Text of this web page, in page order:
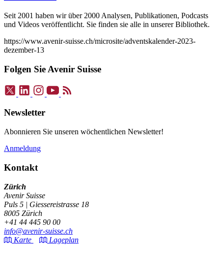
Seit 2001 haben wir über 2000 Analysen, Publikationen, Podcasts
und Videos veröffentlicht. Sie finden sie alle in unserer Bibliothek.
https://www.avenir-suisse.ch/microsite/adventskalender-2023-
dezember-13
Folgen Sie Avenir Suisse
Newsletter
Abonnieren Sie unseren wöchentlichen Newsletter!
Anmeldung
Kontakt
Zürich
Avenir Suisse
Puls 5 | Giessereistrasse 18
8005 Zürich
+41 44 445 90 00
info@avenir-suisse.ch
Karte
Lageplan